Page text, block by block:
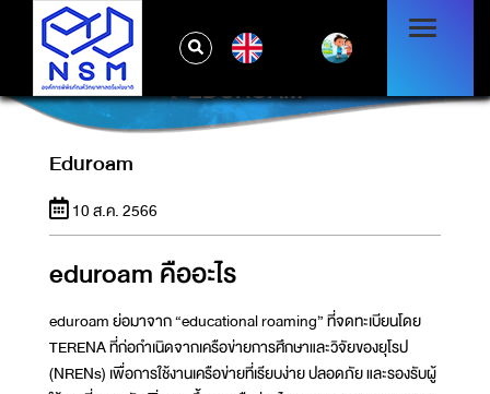
EDUROAM
Eduroam
10 ส.ค. 2566
eduroam คืออะไร
eduroam ย่อมาจาก “educational roaming” ที่จดทะเบียนโดย
TERENA ที่ก่อกำเนิดจากเครือข่ายการศึกษาและวิจัยของยุโรป
(NRENs) เพื่อการใช้งานเครือข่ายที่เรียบง่าย ปลอดภัย และรองรับผู้